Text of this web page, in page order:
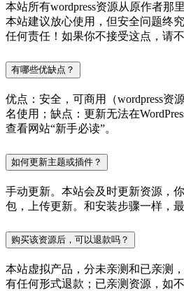
本站所有wordpress资源从原作者那
本站建议放心使用，但安全问题终
任何责任！如果你不接受这点，请不
有哪些优缺点？
优点：安全，可商用（wordpress资
名使用；缺点：更新无法在
查看网站“新手必读”。
如何更新主题或插件？
手动更新。本站会及时更新资源，
包，上传更新。和安装步骤一样，
购买该资源后，可以退款吗？
本站虚拟产品，分未亲测和已亲测
有任何形式退款；已亲测资源，如